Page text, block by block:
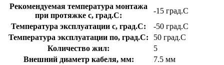
Рекомендуемая температура монтажа
при протяжке с, град.C:
-15 град.C
Температура эксплуатации с, град.C:
-50 град.C
Температура эксплуатации по, град.C:
50 град.C
Количество жил:
5
Внешний диаметр кабеля, мм:
7.5 мм